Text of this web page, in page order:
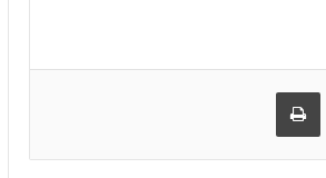
حصيداري ڪريو اي ميل ذريعي